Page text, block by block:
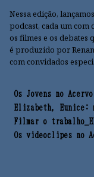
Nessa edição,
podcast, cada um
os filmes e os debates
é produzido por
com convidados
Os Jovens no Acervo
Elizabeth, Eunice:
Filmar o
Os videoclipes no